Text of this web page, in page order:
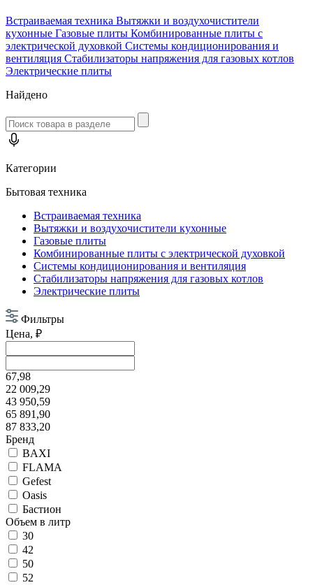
Встраиваемая техника Вытяжки и воздухочистители
кухонные Газовые плиты Комбинированные плиты с
электрической духовкой Системы кондиционирования и
вентиляция Стабилизаторы напряжения для газовых котлов
Электрические плиты
Найдено
Категории
Бытовая техника
Встраиваемая техника
Вытяжки и воздухочистители кухонные
Газовые плиты
Комбинированные плиты с электрической духовкой
Системы кондиционирования и вентиляция
Стабилизаторы напряжения для газовых котлов
Электрические плиты
Фильтры
Цена, ₽
67,98
22 009,29
43 950,59
65 891,90
87 833,20
Бренд
BAXI
FLAMA
Gefest
Oasis
Бастион
Объем в литр
30
42
50
52